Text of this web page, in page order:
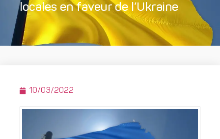
locales en faveur de l’Ukraine
10/03/2022